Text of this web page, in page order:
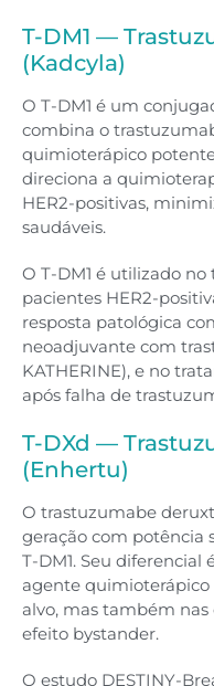
T-DM1 —
(Kadcyla)
O T-DM1 é um
combina o
quimioterápico
direciona a
HER2-positivas,
saudáveis.
O T-DM1 é utilizado
pacientes HER2-
resposta patológica
neoadjuvante com
KATHERINE), e no
após falha de
T-DXd —
(Enhertu)
O trastuzumabe
geração com potência
T-DM1. Seu diferencial
agente quimioterápico
alvo, mas também
efeito bystander.
O estudo DESTINY-